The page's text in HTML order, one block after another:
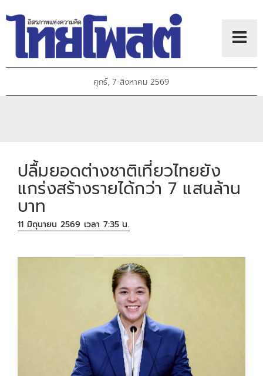
ศุกร์, 7 สิงหาคม 2569
ปลื้มยอดต่างชาติเที่ยวไทยยัง
แกร่งสร้างรายได้กว่า 7 แสนล้าน
บาท
11 มิถุนายน 2569 เวลา 7:35 น.